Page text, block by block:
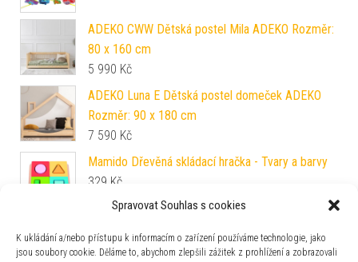
Spravovat Souhlas s cookies
K ukládání a/nebo přístupu k informacím o zařízení používáme technologie, jako
jsou soubory cookie. Děláme to, abychom zlepšili zážitek z prohlížení a zobrazovali
ADEKO CWW Dětská postel Mila ADEKO Rozměr:
80 x 160 cm
5 990 Kč
ADEKO Luna E Dětská postel domeček ADEKO
Rozměr: 90 x 180 cm
7 590 Kč
Mamido Dřevěná skládací hračka - Tvary a barvy
329 Kč
479Kč